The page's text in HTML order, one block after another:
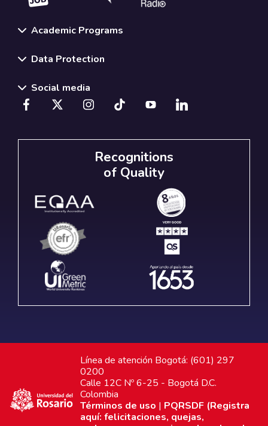
Academic Programs
Data Protection
Social media
Recognitions
of Quality
Línea de atención Bogotá: (601) 297
0200
Calle 12C Nº 6-25 - Bogotá D.C.
Colombia
Términos de uso | PQRSDF (Registra
aquí: felicitaciones, quejas,